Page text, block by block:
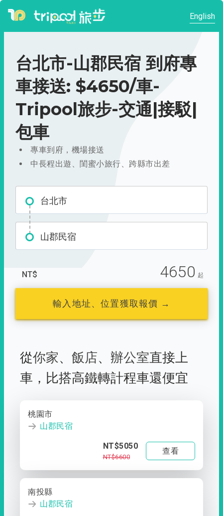
English
台北市-山郡民宿 到府專
車接送: $4650/車-
Tripool旅步-交通|接駁|
包車
專車到府，機場接送
中長程出遊、閨蜜小旅行、跨縣市出差
台北市
山郡民宿
NT$ 4650 起
輸入地址、位置獲取報價 →
從你家、 飯店、 辦公室直接上
車， 比搭高鐵轉計程車還便宜
桃園市
山郡民宿
NT$5050
NT$6600
查看
南投縣
山郡民宿